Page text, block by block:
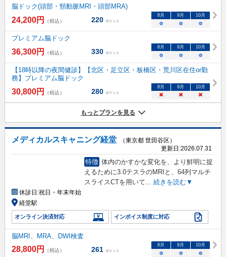
脳ドック(頭部・頸動脈MRI・頭部MRA)
24,200円 （税込） 220 ポイント
8月 9月 10月
○ ○ ○
プレミアム脳ドック
36,300円 （税込） 330 ポイント
8月 9月 10月
○ ○ ○
【18時以降の夜間健診】【北区・足立区・板橋区・荒川区在住or勤
務】プレミアム脳ドック
30,800円 （税込） 280 ポイント
8月 9月 10月
× × ×
もっとプランを見る
メディカルスキャニング経堂
（東京都 世田谷区）
更新日:2026.07.31
特徴 体内のかすかな変化を、より鮮明に捉
えるために3.0テスラのMRIと、64列マルチ
スライスCTを用いて
続きを読む▼
休診日:祝日・年末年始
経堂駅
オンライン決済対応 インボイス制度に対応
脳MRI、MRA、DWI検査
28,800円 （税込） 261 ポイント
8 月 9 月 10月
○ ○ ○